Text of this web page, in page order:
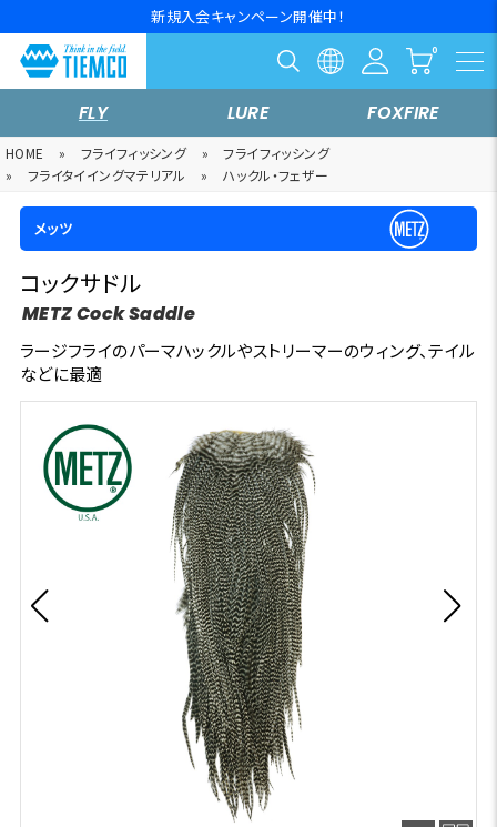
新規入会キャンペーン開催中！
FLY LURE FOXFIRE
HOME » フライフィッシング »
フライフィッシング
»
フライタイイングマテリアル » ハックル・フェザー
メッツ
コックサドル
METZ Cock Saddle
ラージフライのパーマハックルやストリーマーのウィング、テイル
などに最適